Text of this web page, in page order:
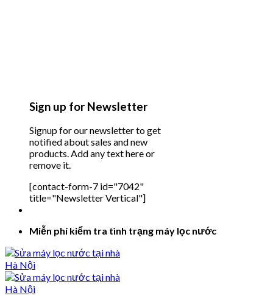
Sign up for Newsletter
Signup for our newsletter to get
notified about sales and new
products. Add any text here or
remove it.
[contact-form-7 id="7042"
title="Newsletter Vertical"]
Miễn phí kiểm tra tình trạng máy lọc nước